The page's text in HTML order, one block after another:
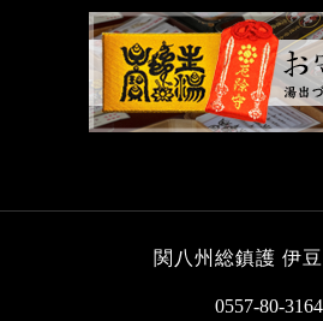
関八州総鎮護 伊
0557-80-3164